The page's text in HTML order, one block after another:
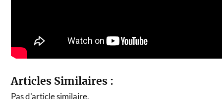
Articles Similaires :
Pas d'article similaire.